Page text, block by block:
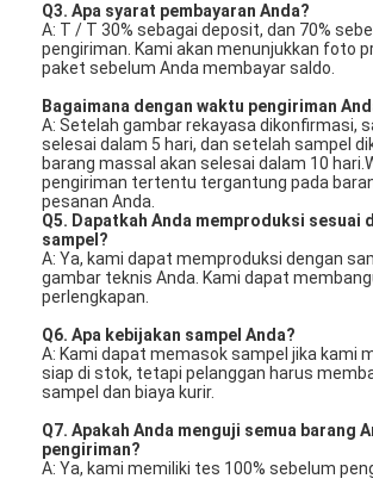
Q3. Apa syarat pembayaran Anda?
A: T / T 30% sebagai deposit, dan 70%
pengiriman. Kami akan menunjukkan foto
paket sebelum Anda membayar saldo.
Bagaimana dengan waktu pengiriman
A: Setelah gambar rekayasa dikonfirmasi,
selesai dalam 5 hari, dan setelah sampel
barang massal akan selesai dalam 10
pengiriman tertentu tergantung pada
pesanan Anda.
Q5. Dapatkah Anda memproduksi sesuai
sampel?
A: Ya, kami dapat memproduksi dengan
gambar teknis Anda. Kami dapat
perlengkapan.
Q6. Apa kebijakan sampel Anda?
A: Kami dapat memasok sampel jika kami
siap di stok, tetapi pelanggan harus
sampel dan biaya kurir.
Q7. Apakah Anda menguji semua barang
pengiriman?
A: Ya, kami memiliki tes 100% sebelum